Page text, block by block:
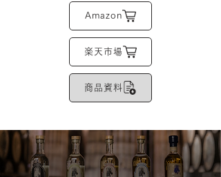
Amazon
楽天市場
商品資料